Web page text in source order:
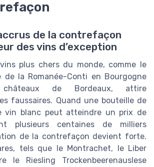
de la contrefaçon
des vins d’exception
plus chers du monde, comme le
de la Romanée-Conti en Bourgogne
de Bordeaux, attire
faussaires. Quand une bouteille de
vin blanc peut atteindre un prix de
plusieurs centaines de milliers
de la contrefaçon devient forte.
tels que le Montrachet, le Liber
le Riesling Trockenbeerenauslese